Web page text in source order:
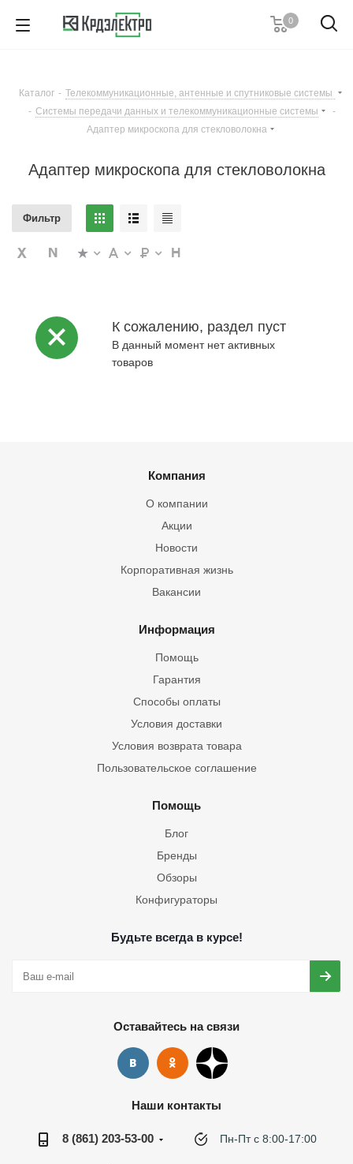
0
8 (800) 555-53-20
Пн-Пт с 8:00-17:00
Заказать звонок
Каталог - Телекоммуникационные, антенные и спутниковые системы
- Системы передачи данных и телекоммуникационные системы
-
Адаптер микроскопа для стекловолокна
Адаптер микроскопа для стекловолокна
Фильтр
К сожалению, раздел пуст
В данный момент нет активных
товаров
Компания
О компании
Акции
Новости
Корпоративная жизнь
Вакансии
Информация
Помощь
Гарантия
Способы оплаты
Условия доставки
Условия возврата товара
Пользовательское соглашение
Помощь
Блог
Бренды
Обзоры
Конфигураторы
Будьте всегда в курсе!
Оставайтесь на связи
Наши контакты
8 (861) 203-53-00 Пн-Пт с 8:00-17:00